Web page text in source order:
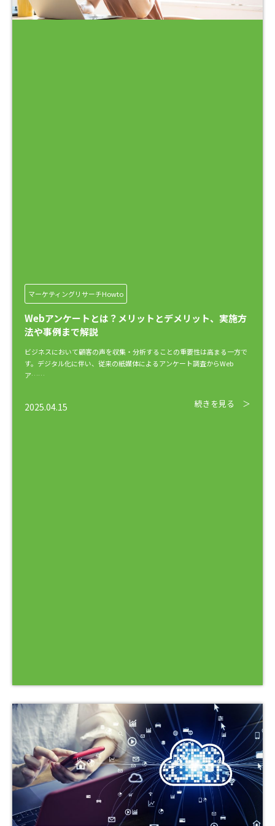
マーケティングリサーチHowto
Webアンケートとは？メリットとデメリット、実施方
法や事例まで解説
ビジネスにおいて顧客の声を収集・分析することの重要性は高まる一方で
す。デジタル化に伴い、従来の紙媒体によるアンケート調査からWeb
ア……
2025.04.15 続きを見る ＞